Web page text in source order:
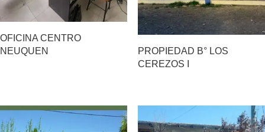
OFICINA CENTRO
NEUQUEN
PROPIEDAD B° LOS
CEREZOS I